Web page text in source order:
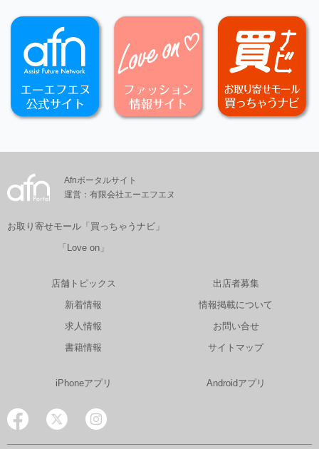
Afnポータルサイト
運営：有限会社エーエフエヌ
お取り寄せモール「買っちゃうナビ」
「Love on」
店舗トピックス
新着情報
求人情報
書籍情報
出店者募集
情報掲載について
お問い合せ
サイトマップ
iPhoneアプリ Androidアプリ